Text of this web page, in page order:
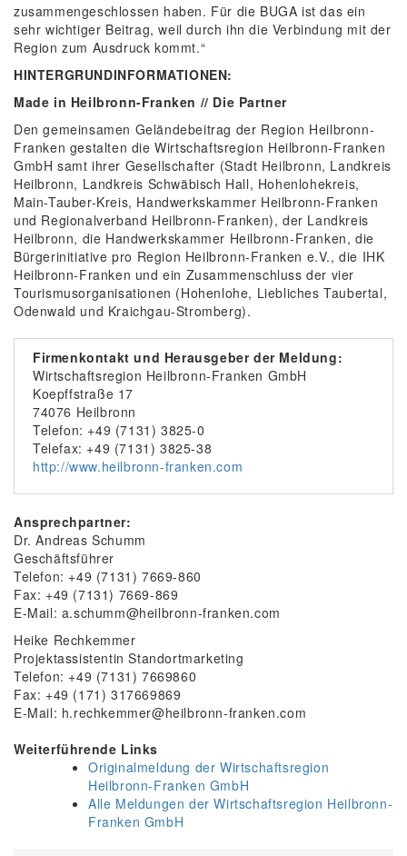
zusammengeschlossen haben. Für die BUGA ist das ein
sehr wichtiger Beitrag, weil durch ihn die Verbindung mit der
Region zum Ausdruck kommt.“
HINTERGRUNDINFORMATIONEN:
Made in Heilbronn-Franken // Die Partner
Den gemeinsamen Geländebeitrag der Region Heilbronn-
Franken gestalten die Wirtschaftsregion Heilbronn-Franken
GmbH samt ihrer Gesellschafter (Stadt Heilbronn, Landkreis
Heilbronn, Landkreis Schwäbisch Hall, Hohenlohekreis,
Main-Tauber-Kreis, Handwerkskammer Heilbronn-Franken
und Regionalverband Heilbronn-Franken), der Landkreis
Heilbronn, die Handwerkskammer Heilbronn-Franken, die
Bürgerinitiative pro Region Heilbronn-Franken e.V., die IHK
Heilbronn-Franken und ein Zusammenschluss der vier
Tourismusorganisationen (Hohenlohe, Liebliches Taubertal,
Odenwald und Kraichgau-Stromberg).
Firmenkontakt und Herausgeber der Meldung:
Wirtschaftsregion Heilbronn-Franken GmbH
Koepffstraße 17
74076 Heilbronn
Telefon: +49 (7131) 3825-0
Telefax: +49 (7131) 3825-38
http://www.heilbronn-franken.com
Ansprechpartner:
Dr. Andreas Schumm
Geschäftsführer
Telefon: +49 (7131) 7669-860
Fax: +49 (7131) 7669-869
E-Mail: a.schumm@heilbronn-franken.com
Heike Rechkemmer
Projektassistentin Standortmarketing
Telefon: +49 (7131) 7669860
Fax: +49 (171) 317669869
E-Mail: h.rechkemmer@heilbronn-franken.com
Weiterführende Links
Originalmeldung der Wirtschaftsregion
Heilbronn-Franken GmbH
Alle Meldungen der Wirtschaftsregion Heilbronn-
Franken GmbH